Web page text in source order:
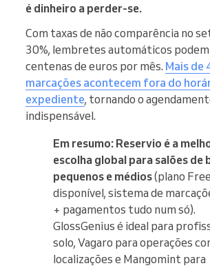
é dinheiro a perder-se.
Com taxas de não comparência no
30%, lembretes automáticos
centenas de euros por mês. Mais de
marcações acontecem fora do
expediente, tornando o
indispensável.
Em resumo: Reservio é a
escolha global para salões de
pequenos e médios(plano Free
disponível, sistema de
+ pagamentos tudo num só).
GlossGenius é ideal para
solo, Vagaro para operações
localizações e Mangomint para